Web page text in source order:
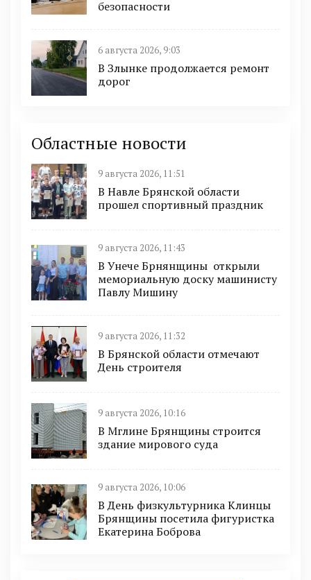
безопасности
6 августа 2026, 9:03
В Злынке продолжается ремонт
дорог
Областные новости
9 августа 2026, 11:51
В Навле Брянской области
прошел спортивный праздник
9 августа 2026, 11:43
В Унече Брнянщины открыли
мемориальную доску машинисту
Павлу Мишину
9 августа 2026, 11:32
В Брянской области отмечают
День строителя
9 августа 2026, 10:16
В Мглине Брянщины строится
здание мирового суда
9 августа 2026, 10:06
В День физкультурника Клинцы
Брянщины посетила фигуристка
Екатерина Боброва